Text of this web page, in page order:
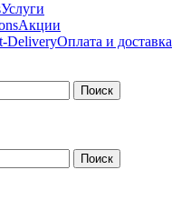
Услуги
Акции
Оплата и доставка
Поиск
Поиск